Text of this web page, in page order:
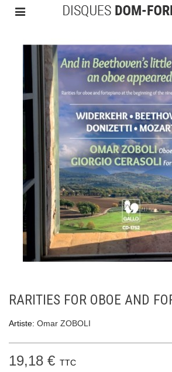
RARITIES FOR OBOE AND
Artiste: Omar ZOBOLI
19,18 € TTC